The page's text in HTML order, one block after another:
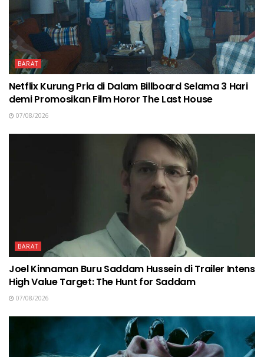
BARAT
Netflix Kurung Pria di Dalam Billboard Selama 3 Hari
demi Promosikan Film Horor The Last House
07/08/2026
BARAT
Joel Kinnaman Buru Saddam Hussein di Trailer Intens
High Value Target: The Hunt for Saddam
07/08/2026